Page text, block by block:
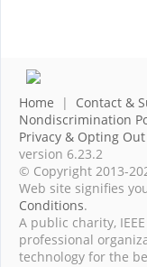
Home | Contact &
Nondiscrimination
Privacy & Opting
version 6.23.2
© Copyright 2013-
Web site signifies
Conditions.
A public charity,
professional
technology for the